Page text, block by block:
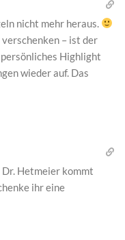
nicht mehr heraus.
– ist der
Highlight
wieder auf. Das
Hetmeier kommt
ihr eine